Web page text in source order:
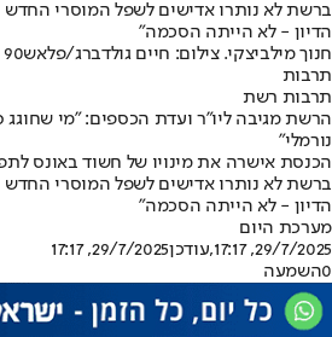
ברשת לא נותרו אדישים לשפל המוסרי החדש
הדיון - לא הייתה הסכמה"
חנוך מילביצקי. צילום: חיים גולדברג/פלאש90
תרבות
תרבות רשת
הרשת מגיבה ליו"ר ועדת הכספים: "מי שחוגג
נורמלי"
הכנסת אישרה את מינויו של חשוד באונס
ברשת לא נותרו אדישים לשפל המוסרי החדש
הדיון - לא הייתה הסכמה"
מערכת היום
29/7/2025, 17:17
,עודכן29/7/2025, 17:17
0השמעה